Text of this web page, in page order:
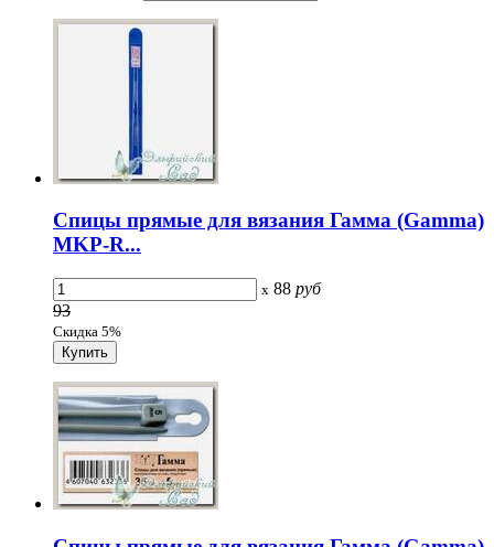
Спицы прямые для вязания Гамма (Gamma)
MKP-R...
x 88 руб
93
Скидка 5%